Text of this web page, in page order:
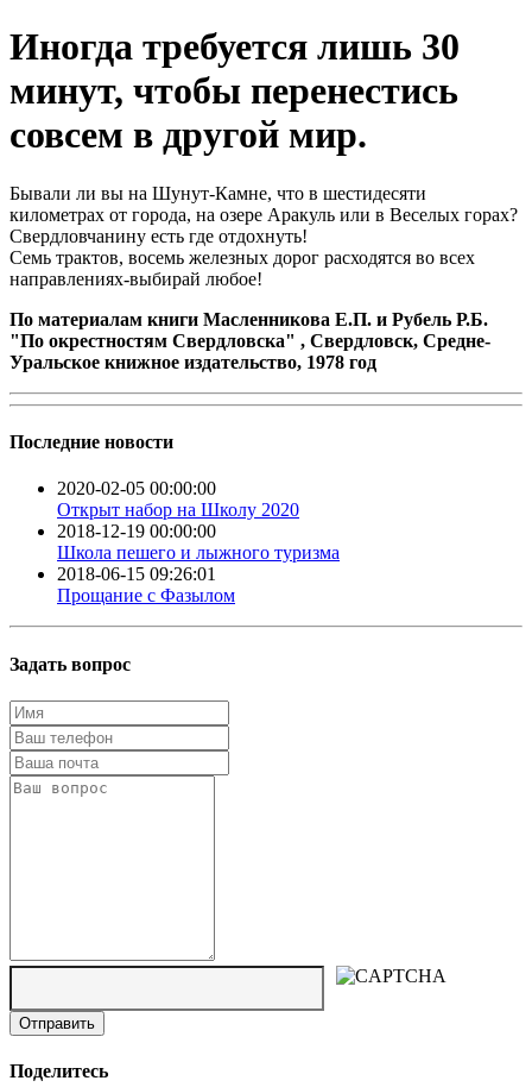
Иногда требуется лишь 30
минут, чтобы перенестись
совсем в другой мир.
Бывали ли вы на Шунут-Камне, что в шестидесяти
километрах от города, на озере Аракуль или в Веселых горах?
Свердловчанину есть где отдохнуть!
Семь трактов, восемь железных дорог расходятся во всех
направлениях-выбирай любое!
По материалам книги Масленникова Е.П. и Рубель Р.Б.
"По окрестностям Свердловска" , Свердловск, Средне-
Уральское книжное издательство, 1978 год
Последние новости
2020-02-05 00:00:00
Открыт набор на Школу 2020
2018-12-19 00:00:00
Школа пешего и лыжного туризма
2018-06-15 09:26:01
Прощание с Фазылом
Задать вопрос
Поделитесь